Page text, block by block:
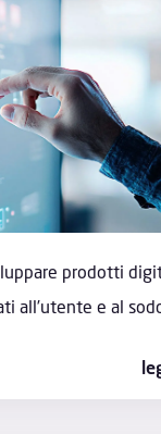
prodotti
all’utente e al